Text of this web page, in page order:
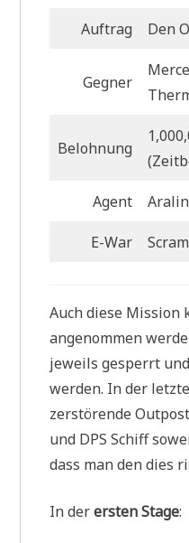
Auftrag Den
Gegner
Belohnung
Agent
E-War
Auch diese Mission
angenommen
jeweils gesperrt
werden. In der
zerstörende
und DPS Schiff
dass man den dies
In derersten Stage: